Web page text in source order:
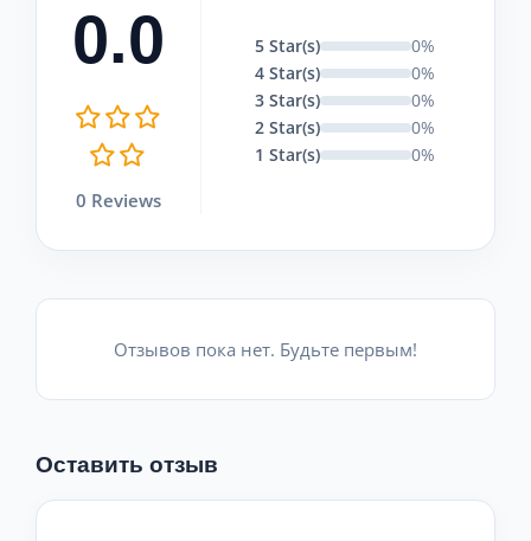
0.0
0 Reviews
5 Star(s)
0%
4 Star(s)
0%
3 Star(s)
0%
2 Star(s)
0%
1 Star(s)
0%
Отзывов пока нет. Будьте первым!
Оставить отзыв